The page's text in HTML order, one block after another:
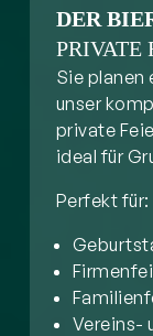
DER
PRIVATE
Sie planen
unser
private
ideal für
Perfekt für:
Vereins-